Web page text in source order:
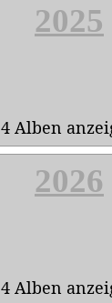
2025
4 Alben
2026
4 Alben